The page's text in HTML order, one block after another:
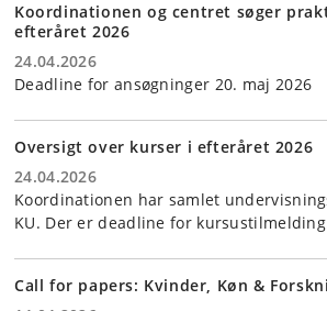
Koordinationen og centret søger
efteråret 2026
24.04.2026
Deadline for ansøgninger 20. maj 2026
Oversigt over kurser i efteråret 2026
24.04.2026
Koordinationen har samlet
KU. Der er deadline for
Call for papers: Kvinder, Køn &